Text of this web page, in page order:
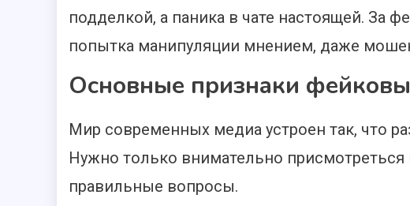
подделкой, а паника в чате настоящей. За
попытка манипуляции мнением, даже
Основные признаки
Мир современных медиа устроен так, что
Нужно только внимательно присмотреться
правильные вопросы.